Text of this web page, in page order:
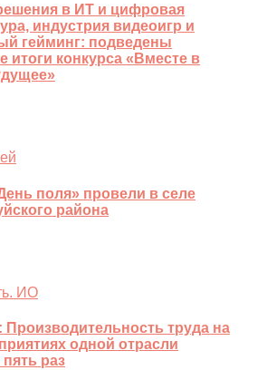
в ИТ и цифровая
индустрия видеоигр и
гейминг: подведены
конкурса «Вместе в
поля» провели в селе
района
ИО
Производительность труда на
одной отрасли
раз